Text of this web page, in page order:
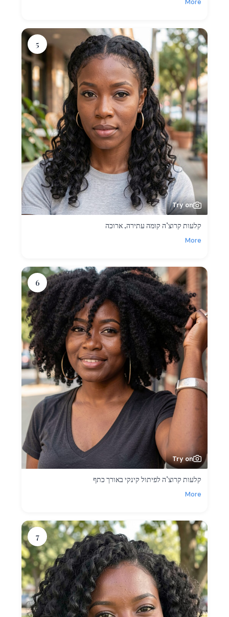
More
5
Try on
קלעות קרוצ’ה קומה עתירה, ארוכה
More
6
Try on
קלעות קרוצ’ה לפיתול קינקי באורך כתף
More
7